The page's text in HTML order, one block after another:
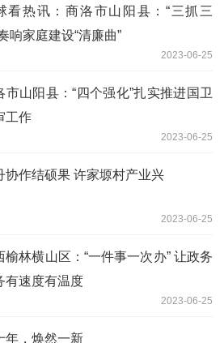
看热讯：商洛市山阳县：“三抓三
响家庭建设“清廉曲”
2023-06-25
市山阳县：“四个强化”扎实推进国卫
工作
2023-06-25
协作结硕果 许家塬村产业兴
2023-06-25
榆林横山区：“一件事一次办” 让政务
有速度有温度
2023-06-25
年，焕然一新